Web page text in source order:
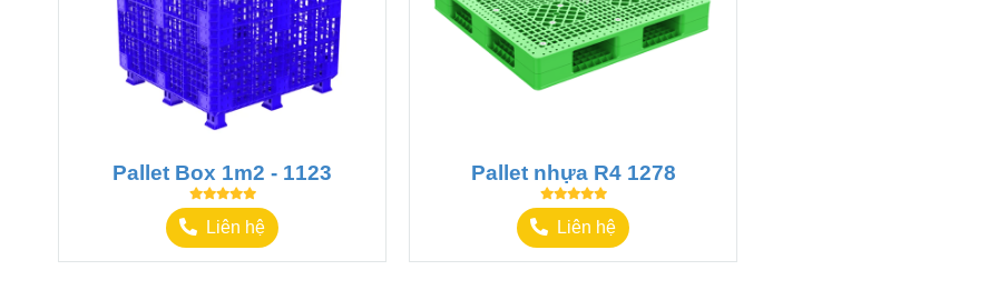
Pallet Box 1m2 - 1123
Liên hệ
Pallet nhựa R4 1278
Liên hệ